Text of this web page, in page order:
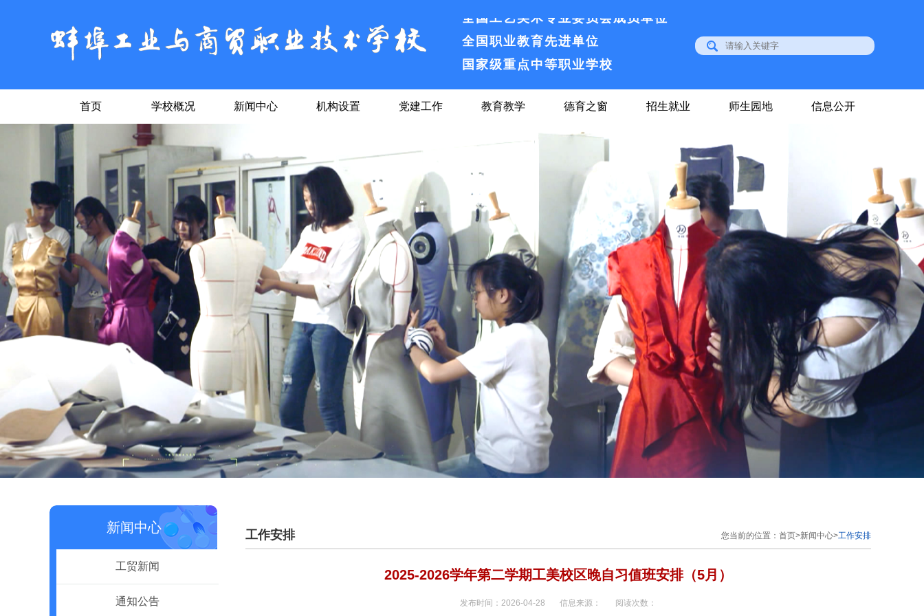
全国职业教育先进单位
国家级重点中等职业学校
安徽省绿色学校
全国职业教育先进单位
首页 学校概况 新闻中心 机构设置 党建工作 教育教学 德育之窗 招生就业 师生园地 信息公开
新闻中心
工贸新闻
通知公告
工作安排 您当前的位置： 首页>新闻中心>工作安排
2025-2026学年第二学期工美校区晚自习值班安排（5月）
发布时间：2026-04-28 信息来源： 阅读次数：